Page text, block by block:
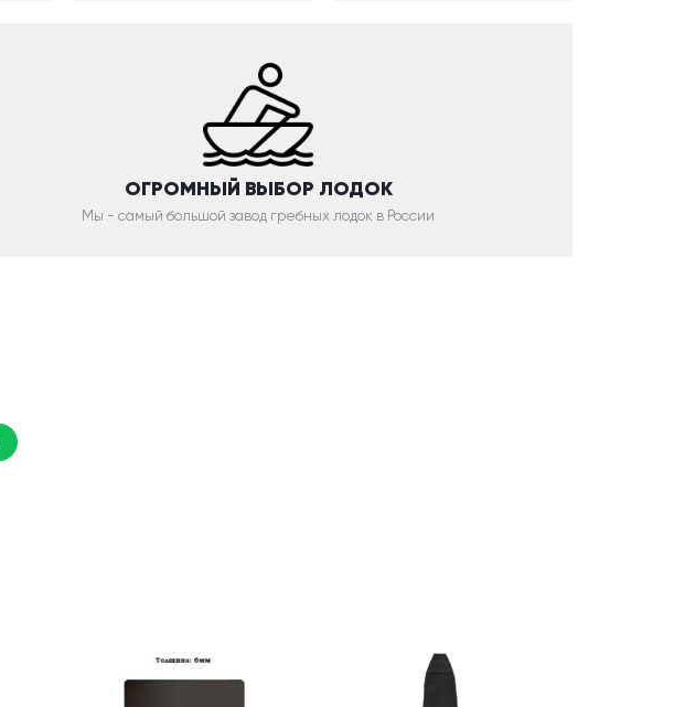
ОГРОМНЫЙ ВЫБОР ЛОДОК
Мы - самый большой завод гребных лодок в России